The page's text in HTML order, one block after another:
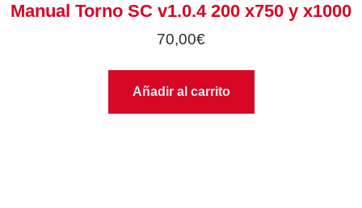
Manual Torno SC v1.0.4 200 x750 y x1000
70,00€
Añadir al carrito